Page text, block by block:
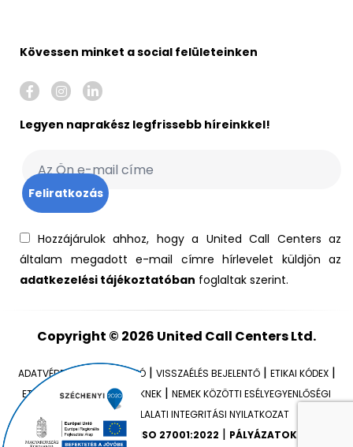
Kövessen minket a social felületeinken
Legyen naprakész legfrissebb híreinkkel!
Hozzájárulok ahhoz, hogy a United Call Centers az
általam megadott e-mail címre hírlevelet küldjön az
adatkezelési tájékoztatóban foglaltak szerint.
Copyright © 2026 United Call Centers Ltd.
ADATVÉDELMI TÁJÉKOZTATÓ| VISSZAÉLÉS BEJELENTŐ| ETIKAI KÓDEX|
ETIKAI IRÁNYELVEK VEZETŐKNEK | NEMEK KÖZÖTTI ESÉLYEGYENLŐSÉGI
|
VÁLLALATI INTEGRITÁSI NYILATKOZAT
ISO 9001:2015
ISO 27001:2022 | PÁLYÁZATOK